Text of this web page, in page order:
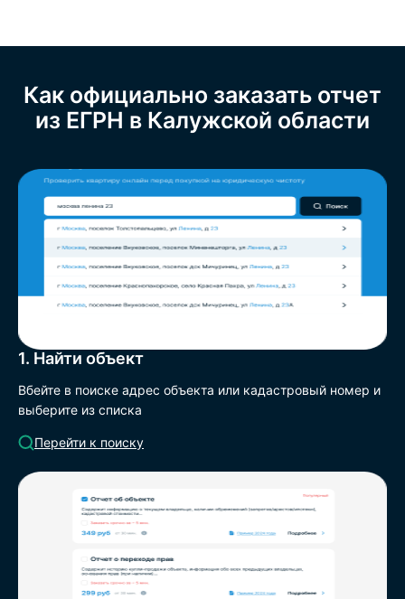
Как официально заказать отчет
из ЕГРН в Калужской области
1. Найти объект
Вбейте в поиске адрес объекта или кадастровый номер и
выберите из списка
Перейти к поиску